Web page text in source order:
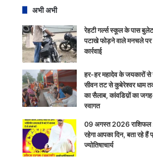
अभी अभी
रेहटी गर्ल्स स्कूल के पास
पटाखे फोड़ने वाले मनचले पर
कार्रवाई
हर-हर महादेव के जयकारों से
सीवन तट से कुबेरेश्वर धाम
का सैलाब, कांवडिय़ों का
स्वागत
09 अगस्त 2026 राशिफल :
रहेगा आपका दिन, बता रहे हैं
ज्योतिषाचार्य